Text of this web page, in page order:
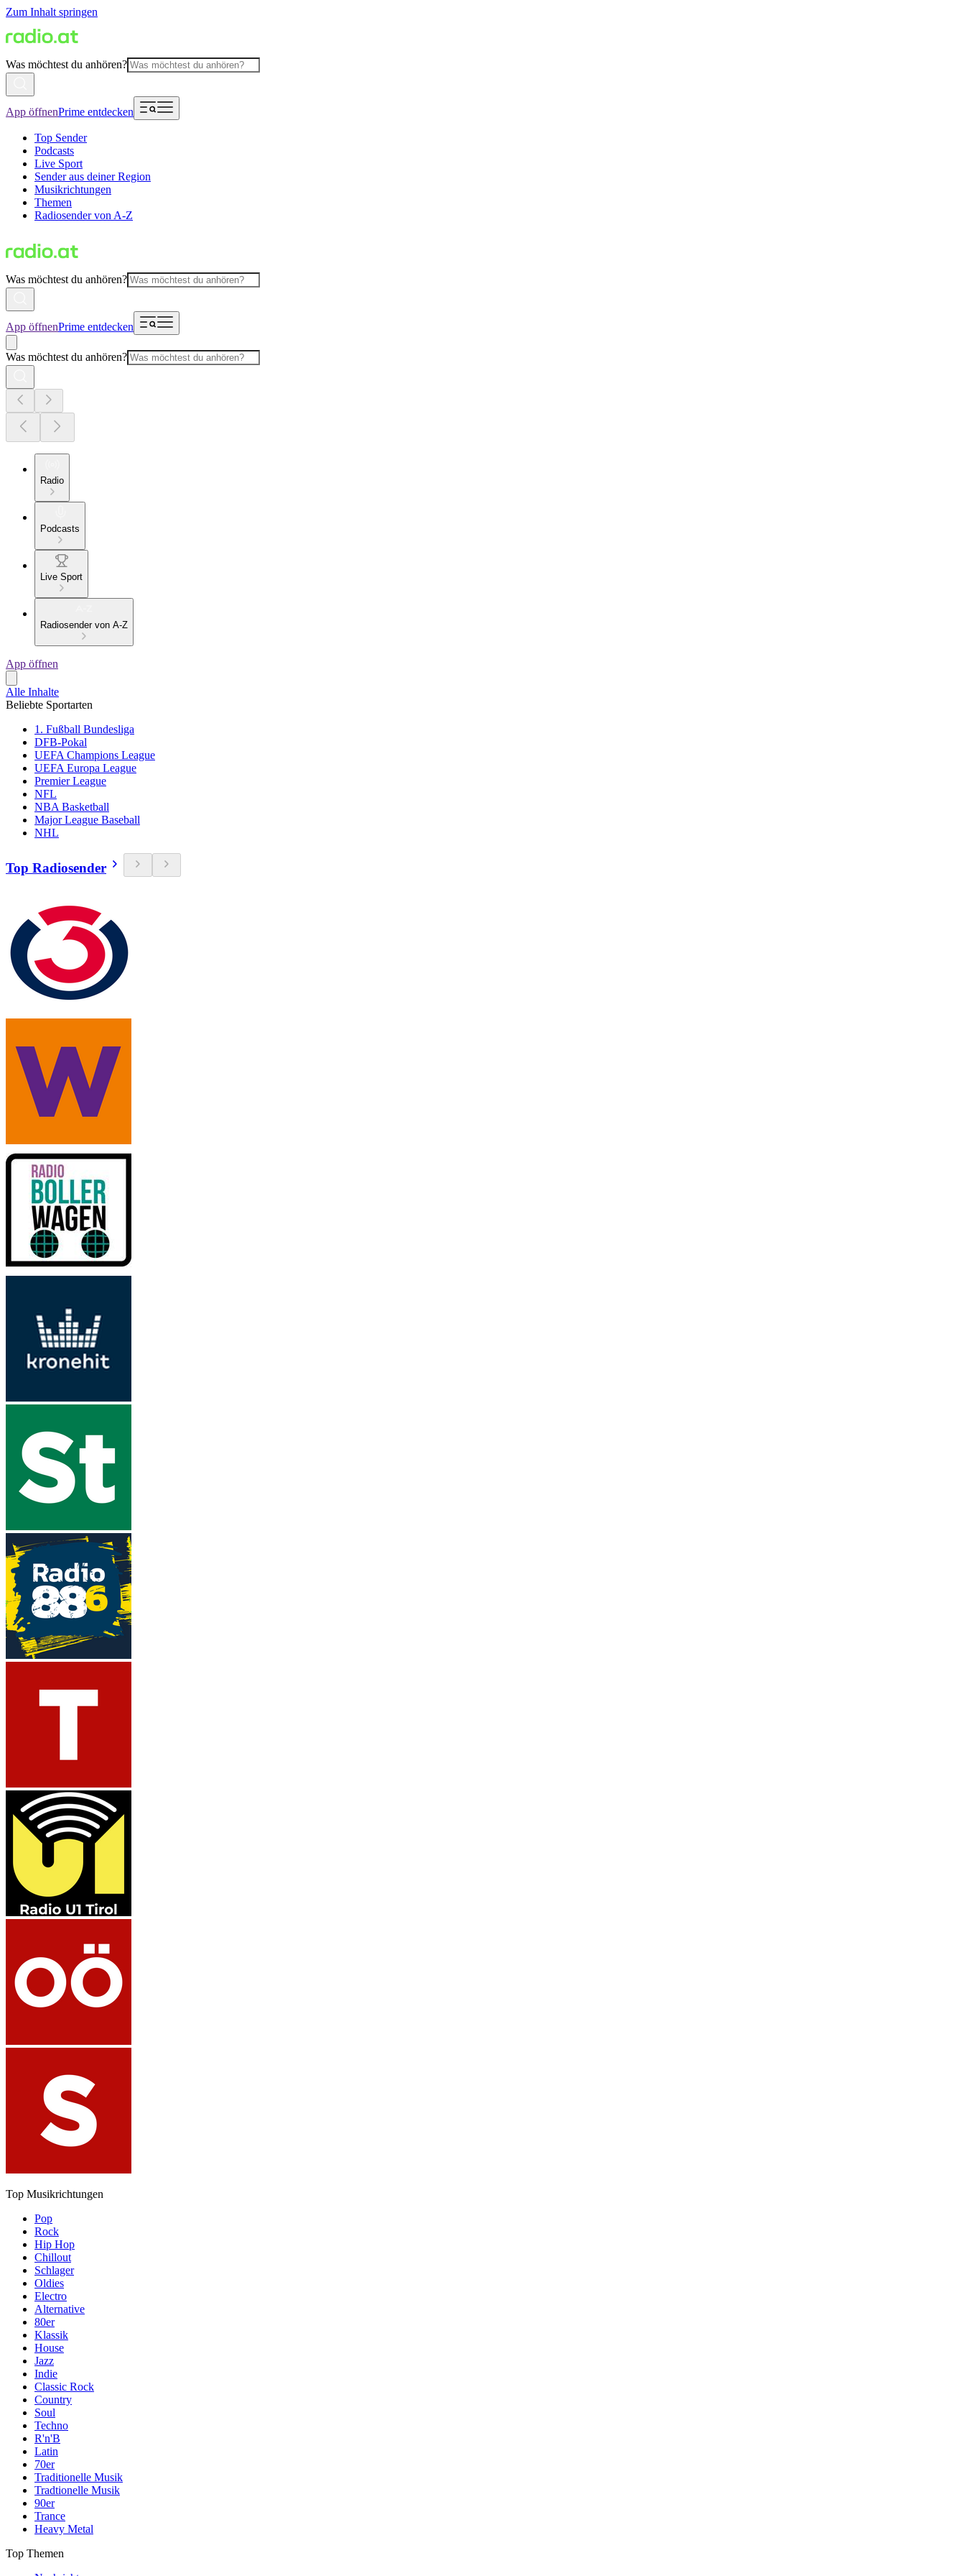
Zum Inhalt springen
Was möchtest du anhören?
App öffnenPrime entdecken
Top Sender
Podcasts
Live Sport
Sender aus deiner Region
Musikrichtungen
Themen
Radiosender von A-Z
Was möchtest du anhören?
App öffnenPrime entdecken
Was möchtest du anhören?
Radio
Podcasts
Live Sport
Radiosender von A-Z
App öffnen
Alle Inhalte
Beliebte Sportarten
1. Fußball Bundesliga
DFB-Pokal
UEFA Champions League
UEFA Europa League
Premier League
NFL
NBA Basketball
Major League Baseball
NHL
Top Radiosender
Top Musikrichtungen
Pop
Rock
Hip Hop
Chillout
Schlager
Oldies
Electro
Alternative
80er
Klassik
House
Jazz
Indie
Classic Rock
Country
Soul
Techno
R'n'B
Latin
70er
Traditionelle Musik
Tradtionelle Musik
90er
Trance
Heavy Metal
Top Themen